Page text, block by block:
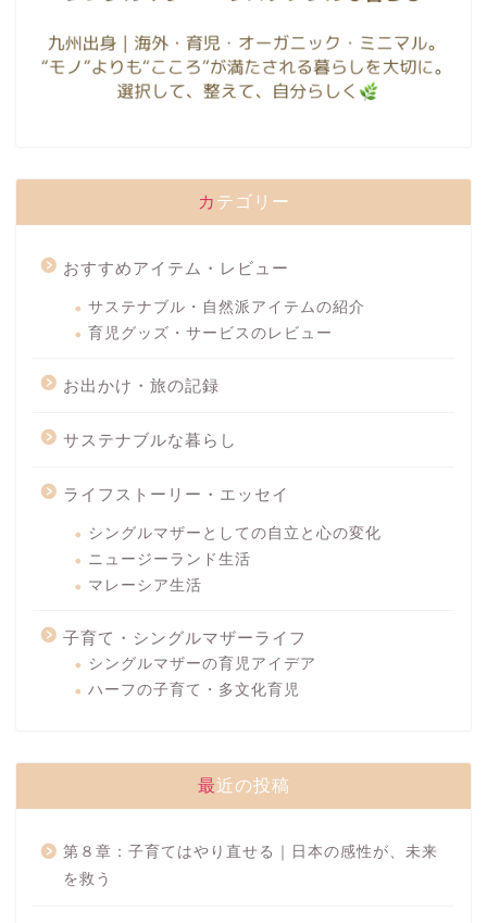
カテゴリー
おすすめアイテム・レビュー
サステナブル・自然派アイテムの紹介
育児グッズ・サービスのレビュー
お出かけ・旅の記録
サステナブルな暮らし
ライフストーリー・エッセイ
シングルマザーとしての自立と心の変化
ニュージーランド生活
マレーシア生活
子育て・シングルマザーライフ
シングルマザーの育児アイデア
ハーフの子育て・多文化育児
最近の投稿
第８章：子育てはやり直せる｜日本の感性が、未来
を救う